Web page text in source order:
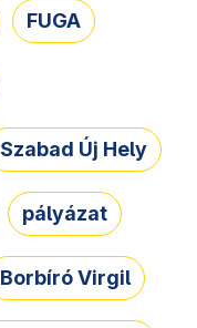
FUGA
Szabad Új Hely
pályázat
Borbíró Virgil